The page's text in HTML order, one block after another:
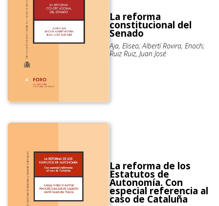
La reforma
constitucional del
Senado
Aja, Eliseo; Albertí Rovira, Enoch;
Ruiz Ruiz, Juan José
La reforma de los
Estatutos de
Autonomía. Con
especial referencia al
caso de Cataluña